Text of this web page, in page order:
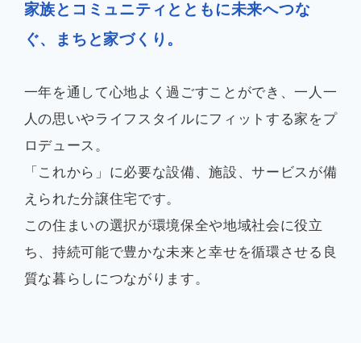
会社案内PDF
家族とコミュニティとともに未来へつな
ぐ、まちと家づくり。
一年を通して心地よく過ごすことができ、一人一
人の思いやライフスタイルにフィットする家をプ
ロデュース。
「これから」に必要な設備、施設、サービスが備
えられた分譲住宅です。
この住まいの選択が環境保全や地域社会に役立
ち、持続可能で豊かな未来と幸せを循環させる良
質な暮らしにつながります。